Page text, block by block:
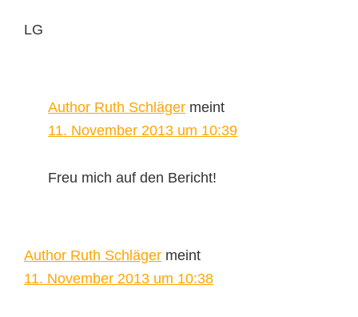
LG
Author Ruth Schläger meint
11. November 2013 um 10:39
Freu mich auf den Bericht!
Author Ruth Schläger meint
11. November 2013 um 10:38